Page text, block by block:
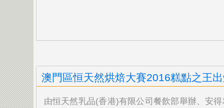
澳門區恒天然烘焙大賽2016糕點之王
由恒天然乳品(香港)有限公司餐飲部舉辦、安